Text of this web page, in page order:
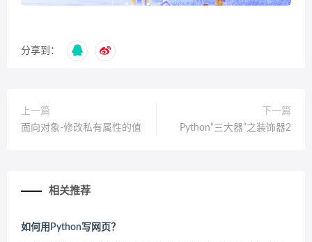
分享到：
上一篇
面向对象-修改私有属性的值
下一篇
Python“三大器”之装饰器2
相关推荐
如何用Python写网页？